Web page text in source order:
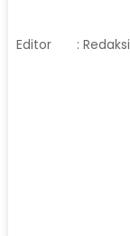
Editor : Redaksi